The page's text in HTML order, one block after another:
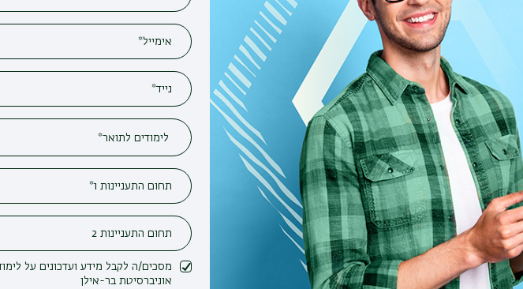
מסכים/ה לקבל מידע ועדכונים על לימודים ופעילות
אוניברסיטת בר-אילן